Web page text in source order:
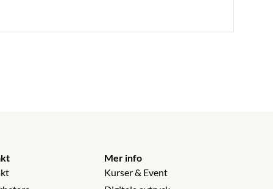
Mer info
Kurser & Event